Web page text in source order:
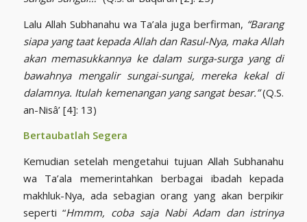
Lalu Allah Subhanahu wa Ta’ala juga berfirman, “Barang
siapa yang taat kepada Allah dan Rasul-Nya, maka Allah
akan memasukkannya ke dalam surga-surga yang di
bawahnya mengalir sungai-sungai, mereka kekal di
dalamnya. Itulah kemenangan yang sangat besar.”(Q.S.
an-Nisâ’ [4]: 13)
Bertaubatlah Segera
Kemudian setelah mengetahui tujuan Allah Subhanahu
wa Ta’ala memerintahkan berbagai ibadah kepada
makhluk-Nya, ada sebagian orang yang akan berpikir
seperti “Hmmm, coba saja Nabi Adam dan istrinya